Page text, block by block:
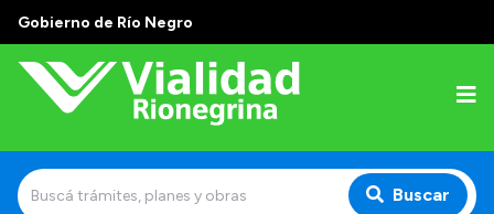
Gobierno de Río Negro
Buscar